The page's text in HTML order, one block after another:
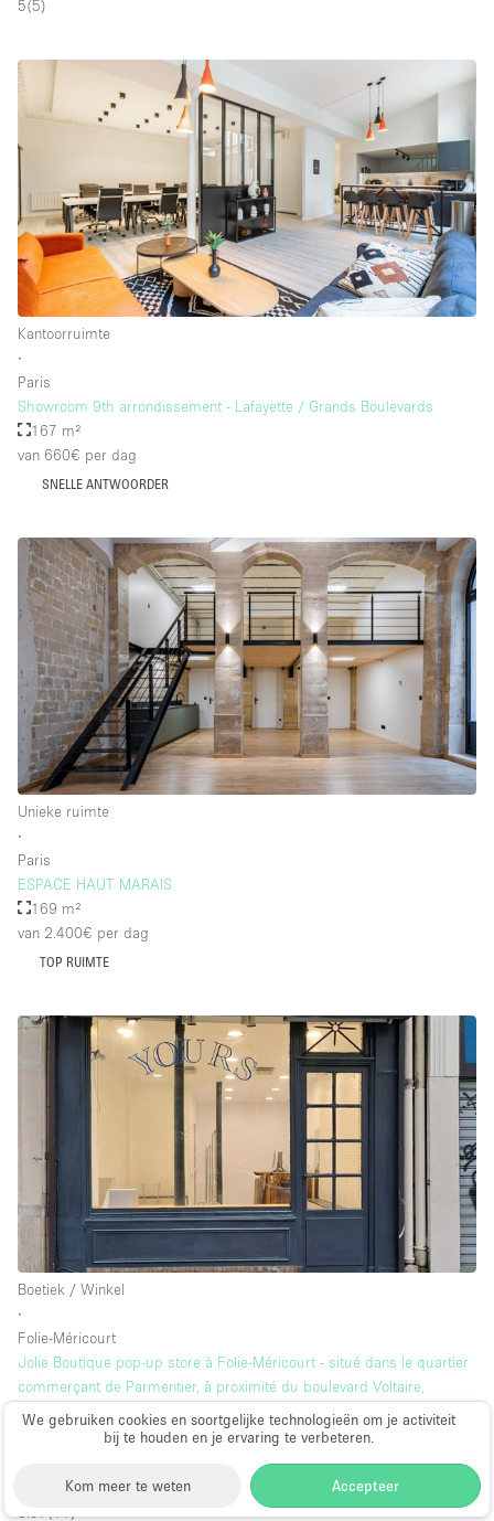
We gebruiken cookies en soortgelijke technologieën om je activiteit
bij te houden en je ervaring te verbeteren.
Kom meer te weten Accepteer
5(5)
Kantoorruimte
∙
Paris
Showroom 9th arrondissement - Lafayette / Grands Boulevards
167 m²
van 660€ per dag
SNELLE ANTWOORDER
Unieke ruimte
∙
Paris
ESPACE HAUT MARAIS
169 m²
van 2.400€ per dag
TOP RUIMTE
Boetiek / Winkel
∙
Folie-Méricourt
Jolie Boutique pop-up store à Folie-Méricourt - situé dans le quartier
commerçant de Parmentier, à proximité du boulevard Voltaire,
Roquette et Saint-Maur.
41 m²